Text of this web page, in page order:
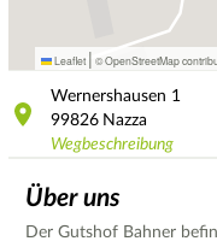
Leaflet | © OpenStreetMap
Wernershausen 1
99826 Nazza
Wegbeschreibung
Über uns
Der Gutshof Bahner